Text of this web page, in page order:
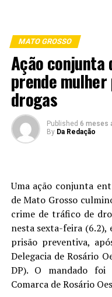
MATO GROSSO
Ação conjunta
prende
drogas
Published 6 meses
By Da Redação
Uma ação conjunta
de Mato Grosso
crime de tráfico de
nesta sexta-feira (6.2),
prisão preventiva,
Delegacia de Rosário
DP). O mandado foi
Comarca de Rosário